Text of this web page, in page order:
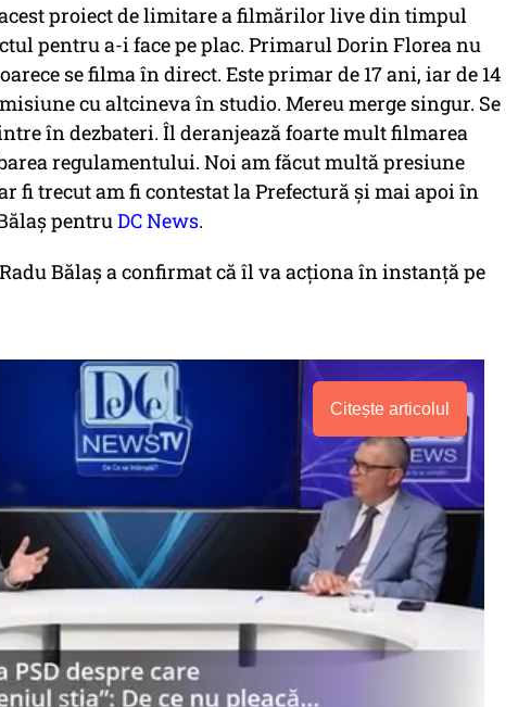
proiect de limitare a filmărilor live din timpul
pentru a-i face pe plac. Primarul Dorin Florea nu
se filma în direct. Este primar de 17 ani, iar de 14
cu altcineva în studio. Mereu merge singur. Se
în dezbateri. Îl deranjează foarte mult filmarea
regulamentului. Noi am făcut multă presiune
fi trecut am fi contestat la Prefectură și mai apoi în
pentruDC News.
Bălaș a confirmat că îl va acționa în instanță pe
Citește articolul